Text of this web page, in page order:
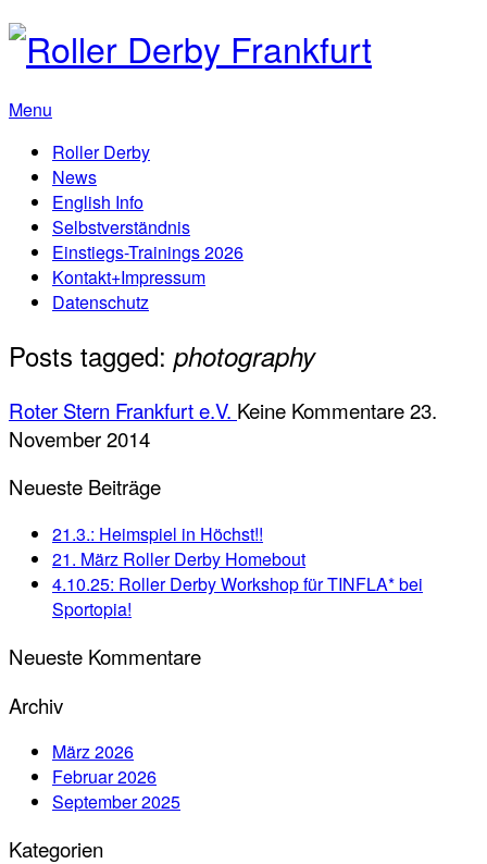
Menu
Roller Derby
News
English Info
Selbstverständnis
Einstiegs-Trainings 2026
Kontakt+Impressum
Datenschutz
Posts tagged: photography
Roter Stern Frankfurt e.V. Keine Kommentare23.
November 2014
Neueste Beiträge
21.3.: Heimspiel in Höchst!!
21. März Roller Derby Homebout
4.10.25: Roller Derby Workshop für TINFLA* bei
Sportopia!
Neueste Kommentare
Archiv
März 2026
Februar 2026
September 2025
Kategorien